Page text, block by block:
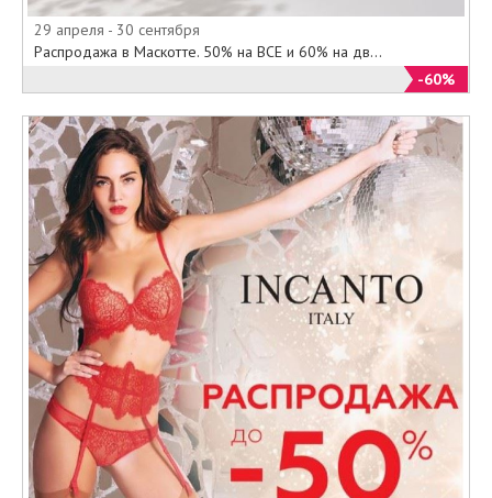
29 апреля - 30 сентября
Распродажа в Маскотте. 50% на ВСЕ и 60% на дв...
-60%